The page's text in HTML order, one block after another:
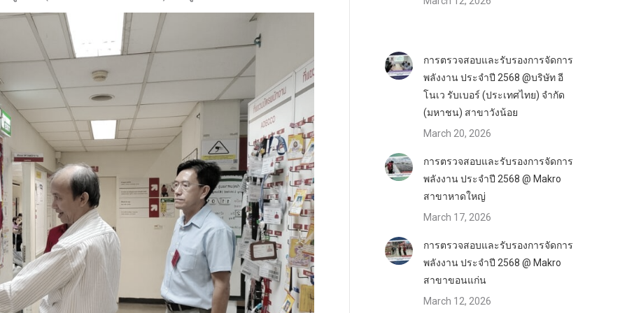
การตรวจสอบและรับรองการจัดการ
พลังงาน ประจำปี 2568 @บริษัท อี
โนเว รับเบอร์ (ประเทศไทย) จำกัด
(มหาชน) สาขาวังน้อย
March 20, 2026
การตรวจสอบและรับรองการจัดการ
พลังงาน ประจำปี 2568 @ Makro
สาขาหาดใหญ่
March 17, 2026
การตรวจสอบและรับรองการจัดการ
พลังงาน ประจำปี 2568 @ Makro
สาขาขอนแก่น
March 12, 2026